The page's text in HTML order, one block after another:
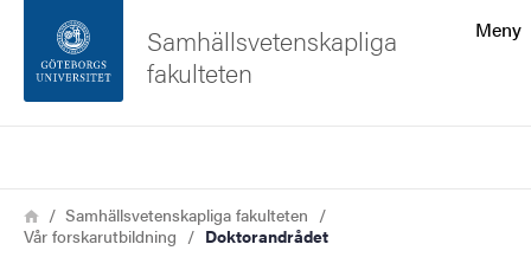
Sidfoten
Om webbplatsen
Meny
Samhällsvetenskapliga
fakulteten
Länkstig
HemSamhällsvetenskapliga fakulteten
Vår forskarutbildning
Doktorandrådet